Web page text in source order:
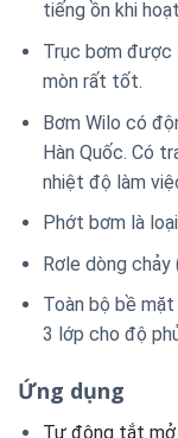
tiếng ồn khi
Trục bơm được
mòn rất tốt.
Bơm Wilo có
Hàn Quốc. Có
nhiệt độ làm
Phớt bơm là
Rơle dòng
Toàn bộ bề
3 lớp cho độ
Ứng dụng
Tự động tắt mở